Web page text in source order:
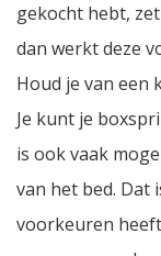
gekocht hebt,
dan werkt deze
Houd je van een
Je kunt je
is ook vaak
van het bed. Dat
voorkeuren